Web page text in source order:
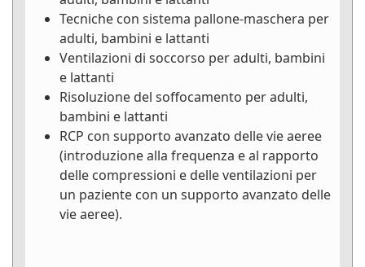
Tecniche con sistema pallone-maschera per
adulti, bambini e lattanti
Ventilazioni di soccorso per adulti, bambini
e lattanti
Risoluzione del soffocamento per adulti,
bambini e lattanti
RCP con supporto avanzato delle vie aeree
(introduzione alla frequenza e al rapporto
delle compressioni e delle ventilazioni per
un paziente con un supporto avanzato delle
vie aeree).